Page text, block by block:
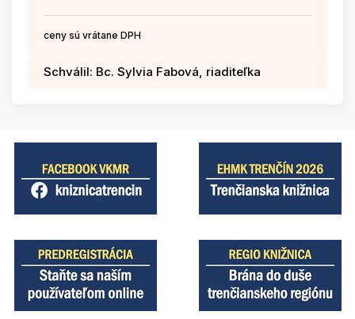
ceny sú vrátane DPH
Schválil: Bc. Sylvia Fabová, riaditeľka